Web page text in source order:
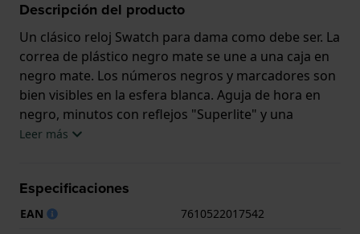
Descripción del producto
Un clásico reloj Swatch para dama como debe ser. La
correa de plástico negro mate se une a una caja en
negro mate. Los números negros y marcadores son
bien visibles en la esfera blanca. Aguja de hora en
negro, minutos con reflejos "Superlite" y una
segundero negro muestran el tiempo.
Leer más
Especificaciones
EAN
7610522017542